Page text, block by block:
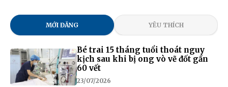
MỚI ĐĂNG YÊU THÍCH
Bé trai 15 tháng tuổi thoát nguy
kịch sau khi bị ong vò vẽ đốt gần
60 vết
23/07/2026